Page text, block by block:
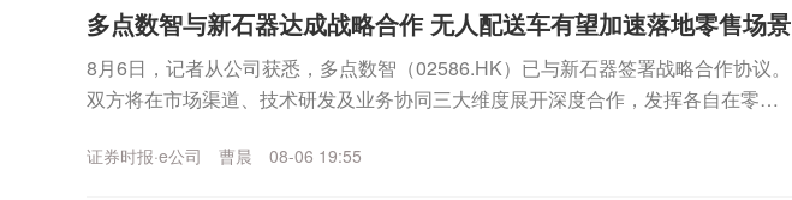
多点数智与新石器达成战略合作 无人配送车有望加速落地零售场景
8月6日，记者从公司获悉，多点数智（02586.HK）已与新石器签署战略合作协议。
双方将在市场渠道、技术研发及业务协同三大维度展开深度合作，发挥各自在零售
证券时报·e公司 曹晨 08-06 19:55